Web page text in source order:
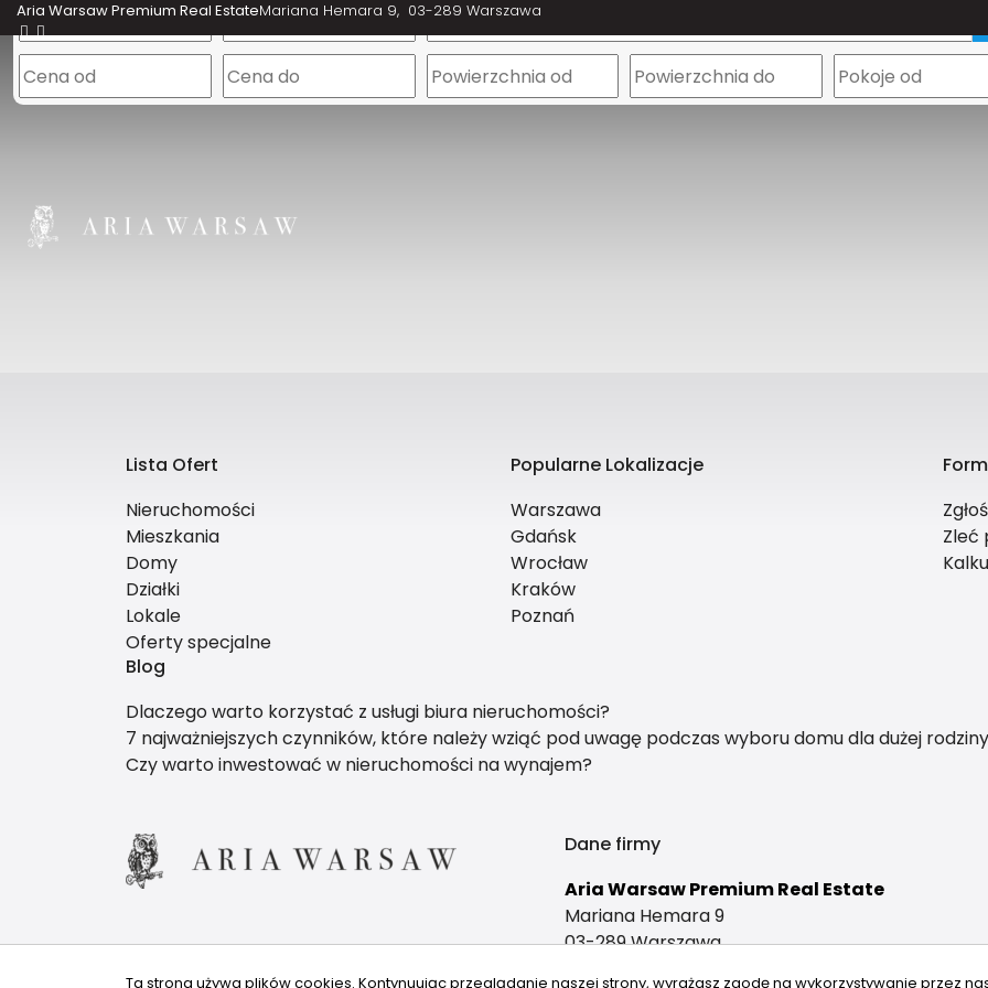
Aria Warsaw Premium Real EstateMariana Hemara 9 03-289 Warszawa
Lista Ofert
Nieruchomości
Mieszkania
Domy
Działki
Lokale
Oferty specjalne
Popularne Lokalizacje
Warszawa
Gdańsk
Wrocław
Kraków
Poznań
Zleć
Blog
Dlaczego warto korzystać z usługi biura nieruchomości?
7 najważniejszych czynników, które należy wziąć pod uwagę podczas wyboru domu dla dużej rodziny
Czy warto inwestować w nieruchomości na wynajem?
Dane firmy
Aria Warsaw Premium Real Estate
Mariana Hemara 9
03-289 Warszawa
Ta strona używa plików cookies. Kontynuując przeglądanie naszej strony, wyrażasz zgodę na wykorzystywanie przez